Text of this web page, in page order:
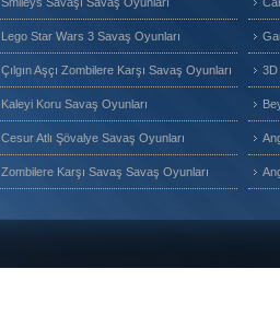
Lego Star Wars 3 Savaş Oyunları
Çılgın Aşçı Zombilere Karşı Savaş Oyunları
Kaleyi Koru Savaş Oyunları
Cesur Atlı Şövalye Savaş Oyunları
Zombilere Karşı Savaş Savaş Oyunları
3D